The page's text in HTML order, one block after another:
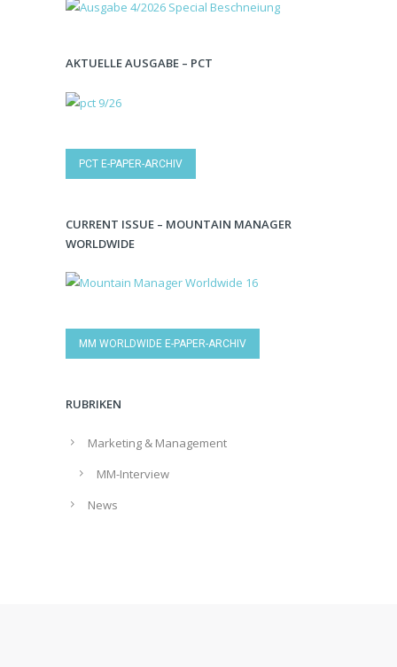
AKTUELLE AUSGABE – PCT
PCT E-PAPER-ARCHIV
CURRENT ISSUE – MOUNTAIN MANAGER
WORLDWIDE
MM WORLDWIDE E-PAPER-ARCHIV
RUBRIKEN
Marketing & Management
MM-Interview
News